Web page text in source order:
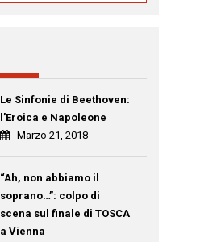
Le Sinfonie di Beethoven:
l’Eroica e Napoleone
Marzo 21, 2018
“Ah, non abbiamo il
soprano…”: colpo di
scena sul finale di TOSCA
a Vienna